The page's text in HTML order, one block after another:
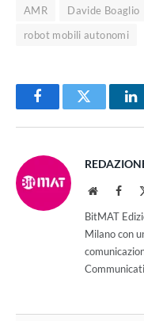
AMR Davide Boaglio
robot mobili autonomi
FacebookTwitter
Website
BitMAT
Milano con